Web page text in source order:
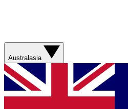
Australasia